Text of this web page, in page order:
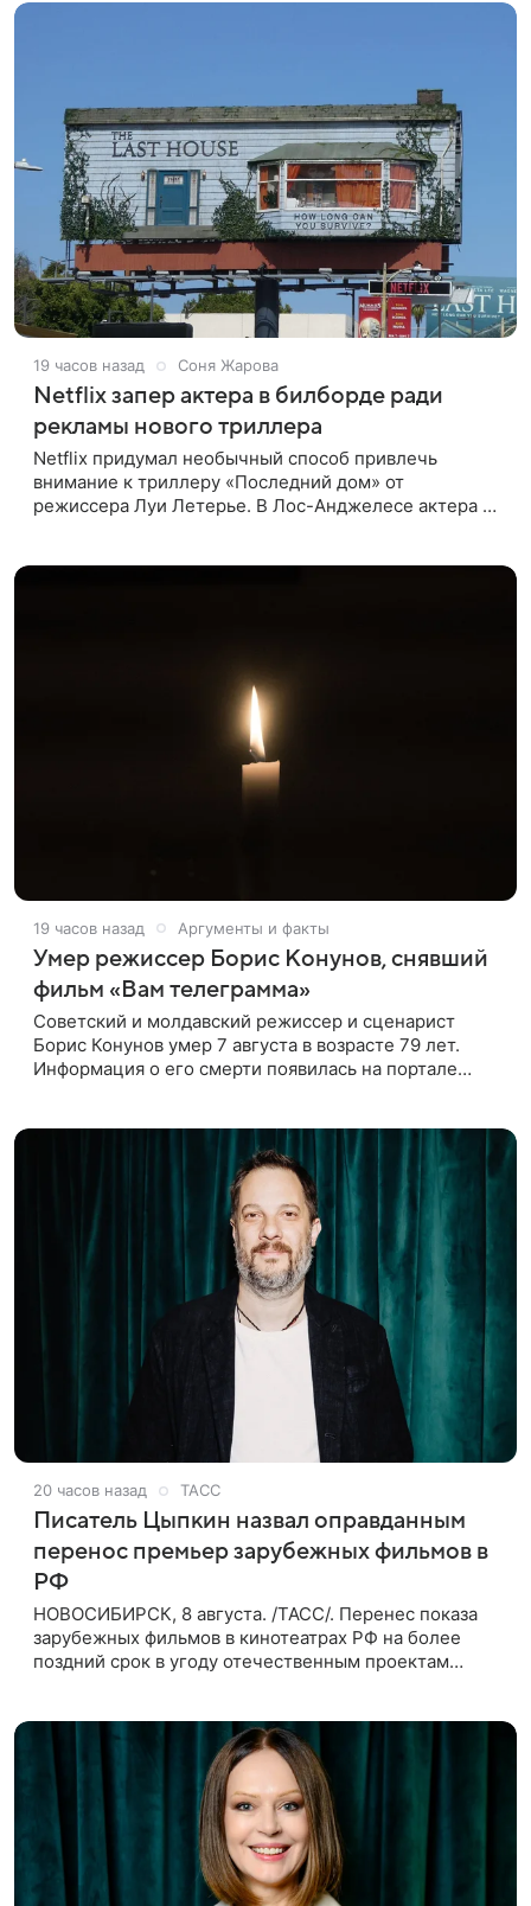
19 часов назад Соня Жарова
Netflix запер актера в билборде ради
рекламы нового триллера
Netflix придумал необычный способ привлечь
внимание к триллеру «Последний дом» от
режиссера Луи Летерье. В Лос-Анджелесе актера на
19 часов назад Аргументы и факты
Умер режиссер Борис Конунов, снявший
фильм «Вам телеграмма»
Советский и молдавский режиссер и сценарист
Борис Конунов умер 7 августа в возрасте 79 лет.
Информация о его смерти появилась на портале
20 часов назад ТАСС
Писатель Цыпкин назвал оправданным
перенос премьер зарубежных фильмов в
РФ
НОВОСИБИРСК, 8 августа. /ТАСС/. Перенес показа
зарубежных фильмов в кинотеатрах РФ на более
поздний срок в угоду отечественным проектам